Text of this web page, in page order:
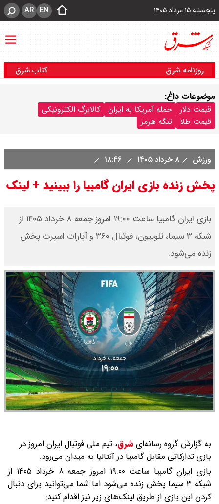
پنجشنبه ۱۵ مرداد ۱۴۰۵ EN
AR
روزنامه شرق کتاب شرق
موضوعات داغ:
قیمت دلار حمله آمریکا به ایران
کالابرگ الکترونیکی
قیمت طلا
تنگه هرمز
ورزش ۸ خرداد ۱۴۰۵
پخش زنده بازی ایران گامبیا را ببینید + لینک
بازی ایران گامبیا ساعت ۱۹:۰۰ امروز جمعه ۸ خرداد ۱۴۰۵ از
شبکه ۳ سیما، تلوبیون، فوتبال ۳۶۰ و آپارات اسپرت پخش
زنده می‌شود.
به گزارش گروه رسانه‌ایشرق، تیم ملی فوتبال ایران امروز در
بازی تدارکاتی مقابل گامبیا در آنتالیا به میدان می‌رود.
بازی ایران گامبیا ساعت ۱۹:۰۰ امروز جمعه ۸ خرداد ۱۴۰۵ از
شبکه ۳ سیما پخش زنده می‌شود اما شما می‌توانید برای دنبال
کردن این بازی از طریق لینک‌های زیر نیز اقدام کنید: